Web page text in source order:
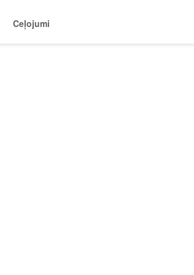
Ceļojumi